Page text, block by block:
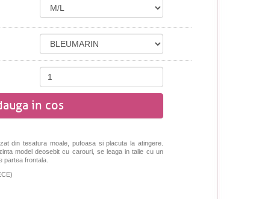
in cos
din tesatura moale, pufoasa si placuta la atingere.
model deosebit cu carouri, se leaga in talie cu un
partea frontala.